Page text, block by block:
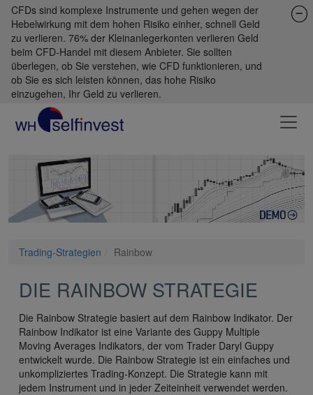
CFDs sind komplexe Instrumente und gehen wegen der
Hebelwirkung mit dem hohen Risiko einher, schnell Geld
zu verlieren. 76% der Kleinanlegerkonten verlieren Geld
beim CFD-Handel mit diesem Anbieter. Sie sollten
überlegen, ob Sie verstehen, wie CFD funktionieren, und
ob Sie es sich leisten können, das hohe Risiko
einzugehen, Ihr Geld zu verlieren.
Trading-Strategien Rainbow
DIE RAINBOW STRATEGIE
Die Rainbow Strategie basiert auf dem Rainbow Indikator. Der
Rainbow Indikator ist eine Variante des Guppy Multiple
Moving Averages Indikators, der vom Trader Daryl Guppy
entwickelt wurde. Die Rainbow Strategie ist ein einfaches und
unkompliziertes Trading-Konzept. Die Strategie kann mit
jedem Instrument und in jeder Zeiteinheit verwendet werden.